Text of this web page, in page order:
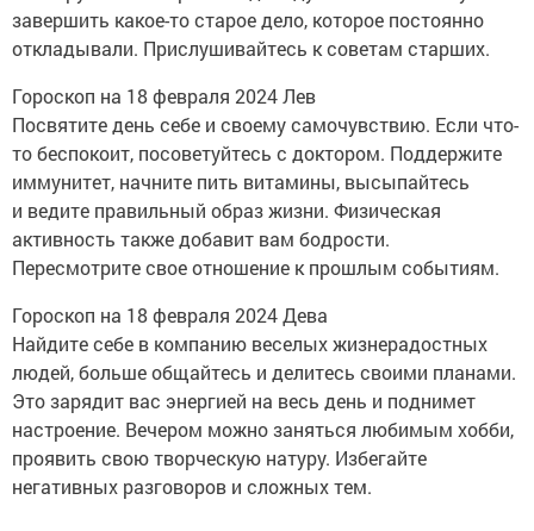
завершить какое-то старое дело, которое постоянно
откладывали. Прислушивайтесь к советам старших.
Гороскоп на 18 февраля 2024 Лев
Посвятите день себе и своему самочувствию. Если что-
то беспокоит, посоветуйтесь с доктором. Поддержите
иммунитет, начните пить витамины, высыпайтесь
и ведите правильный образ жизни. Физическая
активность также добавит вам бодрости.
Пересмотрите свое отношение к прошлым событиям.
Гороскоп на 18 февраля 2024 Дева
Найдите себе в компанию веселых жизнерадостных
людей, больше общайтесь и делитесь своими планами.
Это зарядит вас энергией на весь день и поднимет
настроение. Вечером можно заняться любимым хобби,
проявить свою творческую натуру. Избегайте
негативных разговоров и сложных тем.